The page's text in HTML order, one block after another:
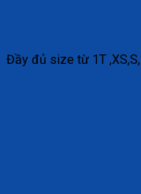
Đầy đủ size từ 1T